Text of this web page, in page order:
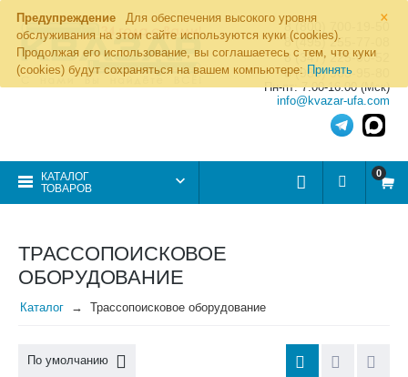
×
Предупреждение
Для обеспечения высокого уровня
обслуживания на этом сайте используются куки (cookies).
Продолжая его использование, вы соглашаетесь с тем, что куки
(cookies) будут сохраняться на вашем компьютере: Принять
8 (800) 700-19-50
8 (495) 255-77-08
8 (347) 225-00-52
8 (986) 963-95-80
Пн-пт: 7.00-16.00 (Мск)
info@kvazar-ufa.com
КАТАЛОГ
ТОВАРОВ
0
ТРАССОПОИСКОВОЕ
ОБОРУДОВАНИЕ
Каталог Трассопоисковое оборудование
По умолчанию